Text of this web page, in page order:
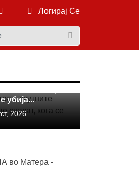
Логирај Се
акутните
убија...
2026
во Матера -